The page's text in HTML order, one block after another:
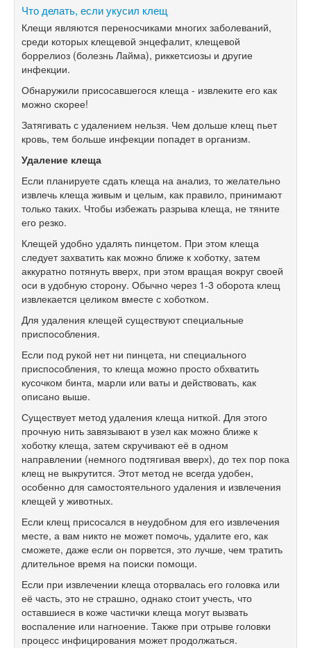
Что делать, если укусил клещ
Клещи являются переносчиками многих заболеваний,
среди которых клещевой энцефалит, клещевой
боррелиоз (болезнь Лайма), риккетсиозы и другие
инфекции.
Обнаружили присосавшегося клеща - извлеките его как
можно скорее!
Затягивать с удалением нельзя. Чем дольше клещ пьет
кровь, тем больше инфекции попадет в организм.
Удаление клеща
Если планируете сдать клеща на анализ, то желательно
извлечь клеща живым и целым, как правило, принимают
только таких. Чтобы избежать разрыва клеща, не тяните
его резко.
Клещей удобно удалять пинцетом. При этом клеща
следует захватить как можно ближе к хоботку, затем
аккуратно потянуть вверх, при этом вращая вокруг своей
оси в удобную сторону. Обычно через 1-3 оборота клещ
извлекается целиком вместе с хоботком.
Для удаления клещей существуют специальные
приспособления.
Если под рукой нет ни пинцета, ни специального
приспособления, то клеща можно просто обхватить
кусочком бинта, марли или ваты и действовать, как
описано выше.
Существует метод удаления клеща ниткой. Для этого
прочную нить завязывают в узел как можно ближе к
хоботку клеща, затем скручивают её в одном
направлении (немного подтягивая вверх), до тех пор пока
клещ не выкрутится. Этот метод не всегда удобен,
особенно для самостоятельного удаления и извлечения
клещей у животных.
Если клещ присосался в неудобном для его извлечения
месте, а вам никто не может помочь, удалите его, как
сможете, даже если он порвется, это лучше, чем тратить
длительное время на поиски помощи.
Если при извлечении клеща оторвалась его головка или
её часть, это не страшно, однако стоит учесть, что
оставшиеся в коже частички клеща могут вызвать
воспаление или нагноение. Также при отрыве головки
процесс инфицирования может продолжаться.